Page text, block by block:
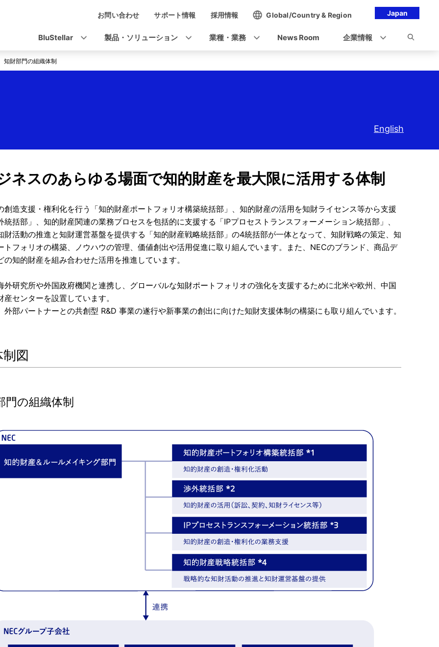
Japan
ゲ
ー
お問い合わせ サポート情報 採用情報 Global/Country & Region
BluStellar 製品・ソリューション 業種・業務 News Room 企業情報
知財部門の組織体制
English
ネスのあらゆる場面で知的財産を最大限に活用する体制
創造支援・権利化を行う「知的財産ポートフォリオ構築統括部」、知的財産の活用を知財ライセンス等から支援
統括部」、知的財産関連の業務プロセスを包括的に支援する「IPプロセストランスフォーメーション統括部」、
財活動の推進と知財運営基盤を提供する「知的財産戦略統括部」の4統括部が一体となって、知財戦略の策定、知
トフォリオの構築、ノウハウの管理、価値創出や活用促進に取り組んでいます。また、NECのブランド、商品デ
の知的財産を組み合わせた活用を推進しています。
外研究所や外国政府機関と連携し、グローバルな知財ポートフォリオの強化を支援するために北米や欧州、中国
産センターを設置しています。
外部パートナーとの共創型 R&D 事業の遂行や新事業の創出に向けた知財支援体制の構築にも取り組んでいます。
図
門の組織体制